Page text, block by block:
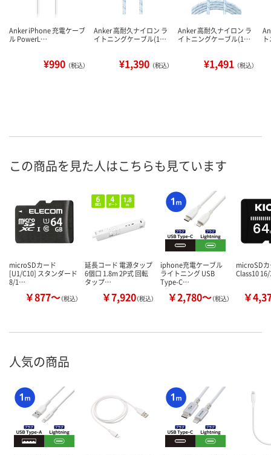
Anker iPhone 充電ケーブ
ル PowerL…
¥990 （税込）
Anker 高耐久ナイロン ラ
イトニングケーブル(1…
¥1,390 （税込）
Anker 高耐久ナイロン ラ
イトニングケーブル(1…
¥1,491 （税込）
この商品を見た人はこちらも見ています
microSDカード
[U1/C10] スタンダード
8/1…
￥877～（税込）
延長コード 電源タップ
6個口 1.8m 2P式 回転
タップ…
￥7,920（税込）
iphone充電ケーブル
ライトニング USB
Type-C…
￥2,780～（税込）
microSDカ
Class10
￥
人気の商品